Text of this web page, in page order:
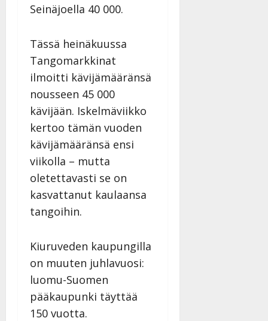
Seinäjoella 40 000.
Tässä heinäkuussa
Tangomarkkinat
ilmoitti kävijämääränsä
nousseen 45 000
kävijään. Iskelmäviikko
kertoo tämän vuoden
kävijämääränsä ensi
viikolla – mutta
oletettavasti se on
kasvattanut kaulaansa
tangoihin.
Kiuruveden kaupungilla
on muuten juhlavuosi:
luomu-Suomen
pääkaupunki täyttää
150 vuotta.